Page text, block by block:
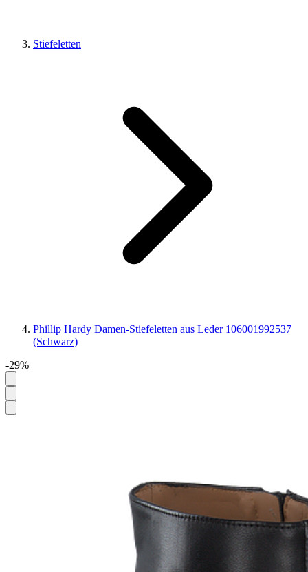
Stiefeletten
Phillip Hardy Damen-Stiefeletten aus Leder 106001992537
(Schwarz)
-29%